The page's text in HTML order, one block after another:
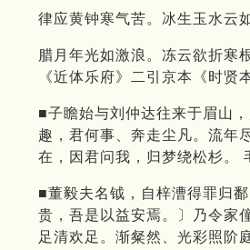
律应黄钟寒气苦。冰生玉水云
腊月年光如激浪。冻云欲折寒
《近体乐府》二引京本《时贤
■子瞻始与刘仲达往来于眉山
趣，君何事、奔走尘凡。流年
在，因君问我，归梦绕松杉。
■董毅夫名钺，自梓漕得罪归
贵，吾是以益安焉。〕乃令家
足清欢足。渐粲然、光彩照阶